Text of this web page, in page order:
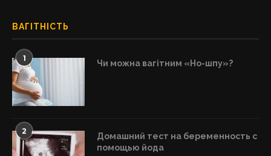
ВАГІТНІСТЬ
1 Чи можна вагітним «Но-шпу»?
2
Домашний тест на беременность с
помощью йода